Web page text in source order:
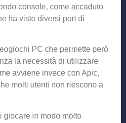
console, come accaduto
ha visto diversi port di
PC che permette però
la necessità di utilizzare
avviene invece con Apic,
molti utenti non riescono a
giocare in modo molto